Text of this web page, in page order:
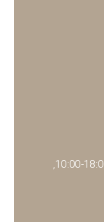
ימים ושעות פעילות: א׳-ה׳ בין השעות 10:00-18:00,